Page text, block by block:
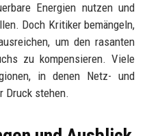
Energien nutzen und
Doch Kritiker bemängeln,
um den rasanten
zu kompensieren. Viele
in denen Netz- und
Druck stehen.